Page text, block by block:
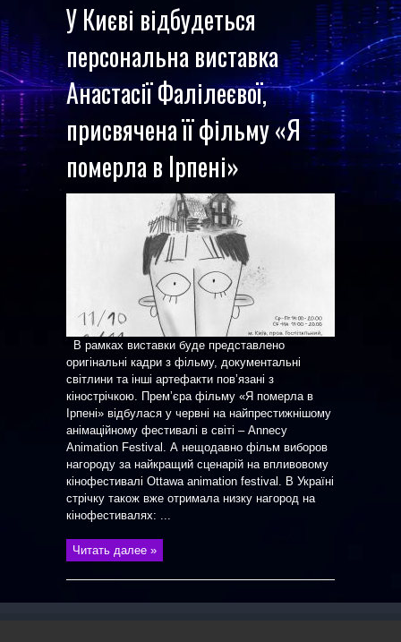
У Києві відбудеться
персональна виставка
Анастасії Фалілеєвої,
присвячена її фільму «Я
померла в Ірпені»
В рамках виставки буде представлено
оригінальні кадри з фільму, документальні
світлини та інші артефакти повʼязані з
кінострічкою. Премʼєра фільму «Я померла в
Ірпені» відбулася у червні на найпрестижнішому
анімаційному фестивалі в світі – Annecy
Animation Festival. А нещодавно фільм виборов
нагороду за найкращий сценарій на впливовому
кінофестивалі Ottawa animation festival. В Україні
стрічку також вже отримала низку нагород на
кінофестивалях: ...
Читать далее »